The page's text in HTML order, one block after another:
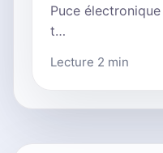
Puce
t…
Lecture 2 min